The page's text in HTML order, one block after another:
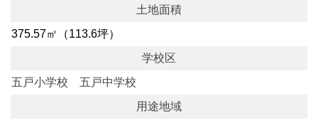
土地面積
375.57㎡（113.6坪）
学校区
五戸小学校 五戸中学校
用途地域